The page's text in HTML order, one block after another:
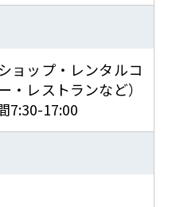
ョップ・レンタルコ
・レストランなど）
7:30-17:00